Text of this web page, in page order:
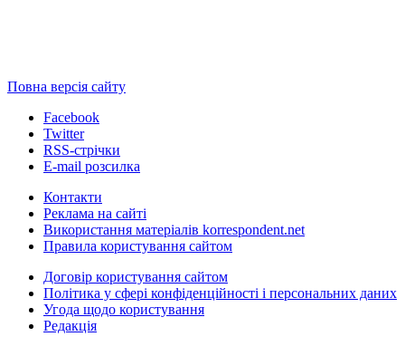
Повна версія сайту
Facebook
Twitter
RSS-стрічки
E-mail розсилка
Контакти
Реклама на сайті
Використання матеріалів korrespondent.net
Правила користування сайтом
Договір користування сайтом
Політика у сфері конфіденційності і персональних даних
Угода щодо користування
Редакція